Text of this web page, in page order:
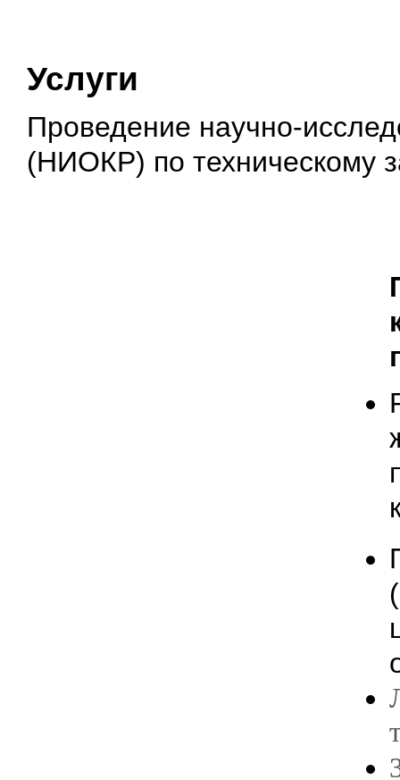
Услуги
Проведение научно-
(НИОКР) по техническому